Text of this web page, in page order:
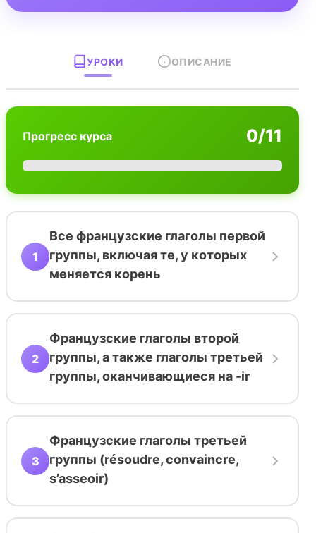
УРОКИ ОПИСАНИЕ
Прогресс курса 0/11
1
Все французские глаголы первой
группы, включая те, у которых
меняется корень
2
Французские глаголы второй
группы, а также глаголы третьей
группы, оканчивающиеся на -ir
3
Французские глаголы третьей
группы (résoudre, convaincre,
s’asseoir)